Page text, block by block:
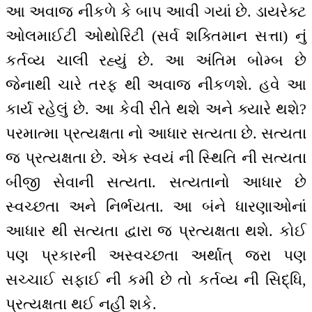
આ અવાજ નીકળે કે બાપ આવી ગયાં છે. ડાયરેક્ટ
ઓલમાઈટી ઓથોરિટી (સર્વ શક્તિમાન સત્તા) નું
કર્તવ્ય ચાલી રહ્યું છે. આ અંતિમ બોમ્બ છે
જેનાથી ચારે તરફ થી અવાજ નીકળશે. હવે આ
કાર્ય રહેલું છે. આ કેવી રીતે થશે અને ક્યારે થશે?
પરમાત્મા પ્રત્યક્ષતા નો આધાર સત્યતા છે. સત્યતા
જ પ્રત્યક્ષતા છે. એક સ્વયં ની સ્થિતિ ની સત્યતા
બીજી સેવાની સત્યતા. સત્યતાનો આધાર છે
સ્વચ્છતા અને નિર્ભયતા. આ બંને ધારણાઓનાં
આધાર થી સત્યતા દ્વારા જ પ્રત્યક્ષતા થશે. કોઈ
પણ પ્રકારની અસ્વચ્છતા અર્થાત્ જરા પણ
સચ્ચાઈ સફાઈ ની કમી છે તો કર્તવ્ય ની સિદ્ધિ,
પ્રત્યક્ષતા થઈ નહીં શકે.